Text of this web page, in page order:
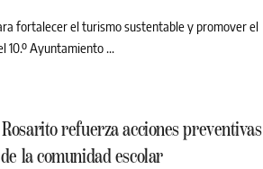
fortalecer el turismo sustentable y promover el
10.º Ayuntamiento ...
refuerza acciones preventivas
la comunidad escolar